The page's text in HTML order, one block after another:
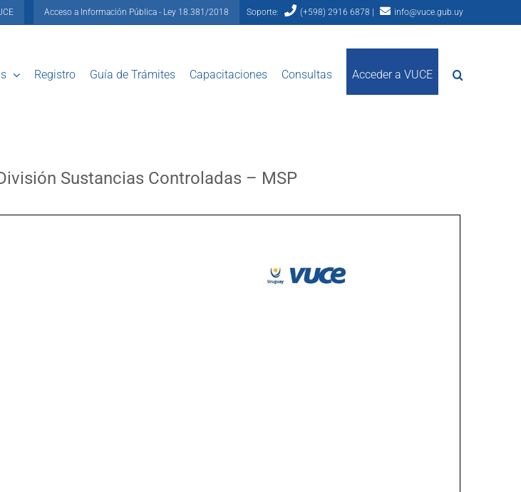
Acceso a Información Pública - Ley 18.381/2018 Soporte: (+598) 2916 6878 | info@vuce.gub.uy
Registro Guía de Trámites Capacitaciones Consultas Acceder a VUCE
Sustancias Controladas – MSP